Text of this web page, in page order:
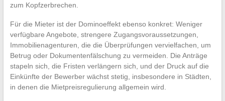
zum Kopfzerbrechen.
Für die Mieter ist der Dominoeffekt ebenso konkret: Weniger
verfügbare Angebote, strengere Zugangsvoraussetzungen,
Immobilienagenturen, die die Überprüfungen vervielfachen, um
Betrug oder Dokumentenfälschung zu vermeiden. Die Anträge
stapeln sich, die Fristen verlängern sich, und der Druck auf die
Einkünfte der Bewerber wächst stetig, insbesondere in Städten,
in denen die Mietpreisregulierung allgemein wird.